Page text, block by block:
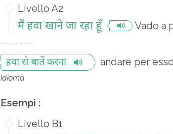
Livello A2
मैं हवा खाने जा रहा हूँ Vado a
हवा से बातें करना andare per esso
idioma
Esempi :
Livello B1